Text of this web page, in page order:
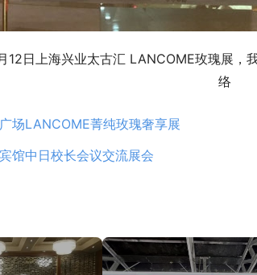
12日上海兴业太古汇 LANCOME玫瑰展，
络
场LANCOME菁纯玫瑰奢享展
馆中日校长会议交流展会